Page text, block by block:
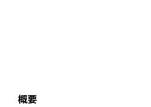
概要